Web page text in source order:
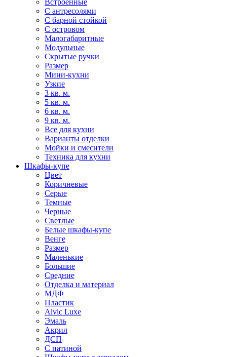
Встроенные
С антресолями
С барной стойкой
С островом
Малогабаритные
Модульные
Скрытые ручки
Размер
Мини-кухни
Узкие
3 кв. м.
5 кв. м.
6 кв. м.
9 кв. м.
Все для кухни
Варианты отделки
Мойки и смесители
Техника для кухни
Шкафы-купе
Цвет
Коричневые
Серые
Темные
Черные
Светлые
Белые шкафы-купе
Венге
Размер
Маленькие
Большие
Средние
Отделка и материал
МДФ
Пластик
Alvic Luxe
Эмаль
Акрил
ДСП
С патиной